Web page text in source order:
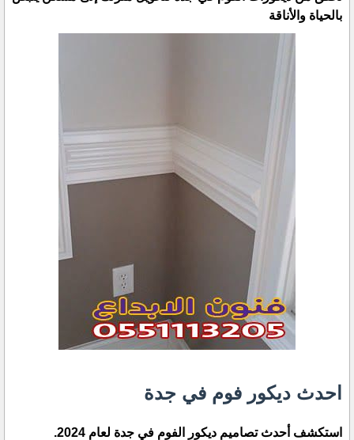
بالحياة والأناقة
احدث ديكور فوم في جدة
استكشف أحدث تصاميم ديكور الفوم في جدة لعام 2024.